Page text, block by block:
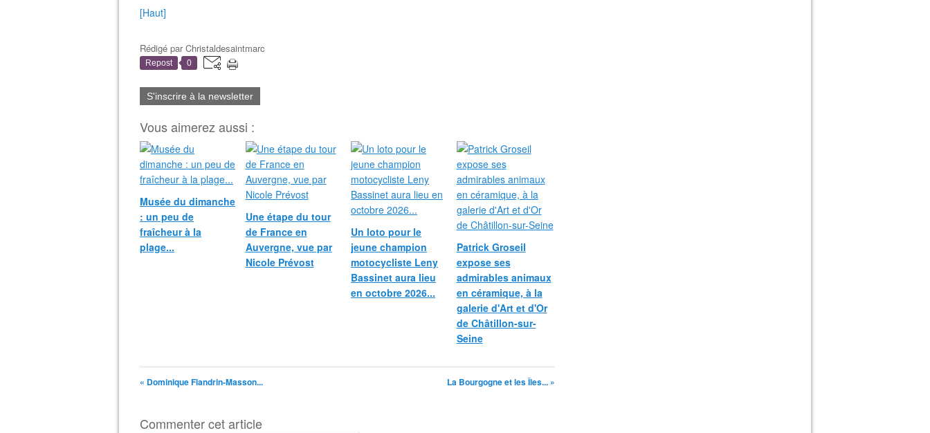
[Haut]
Rédigé parChristaldesaintmarc
Repost 0
S'inscrire à la newsletter
Vous aimerez aussi :
Musée du dimanche
: un peu de
fraîcheur à la
plage...
Une étape du tour
de France en
Auvergne, vue par
Nicole Prévost
Un loto pour le
jeune champion
motocycliste Leny
Bassinet aura lieu
en octobre 2026...
Patrick Groseil
expose ses
admirables animaux
en céramique, à la
galerie d'Art et d'Or
de Châtillon-sur-
Seine
« Dominique Flandrin-Masson... La Bourgogne et les Îles... »
Commenter cet article